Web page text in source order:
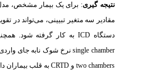
نتیجه گیری: برای یک بیمار مشخص،
مقادیر سه متغیر تبیینی، می‌تواند در
دستگاهICDبه کار گرفته شود.
single chamberنرخ شوک نابه جای واردی
two chambersو CRTDبه قلب بیماران